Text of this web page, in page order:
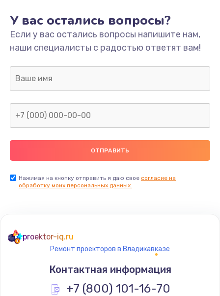
от 400 руб.
Заказать
Замена клавиатуры
Замена видеокарты
Заказать
Замена термопасты
от 995 руб.
Ремонт подсветки
У вас остались вопросы?
Если у вас остались вопросы напишите нам,
наши специалисты с радостью ответят вам!
Нажимая на кнопку отправить я даю свое согласие на
обработку моих персональных данных.
proektor-iq.ru
Ремонт проекторов в Владикавказе
Контактная информация
+7 (800) 101-16-70